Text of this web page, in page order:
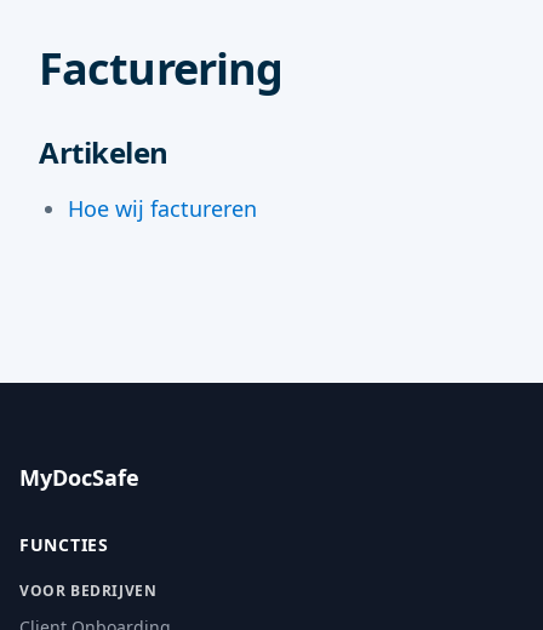
Facturering
Artikelen
Hoe wij factureren
MyDocSafe
FUNCTIES
VOOR BEDRIJVEN